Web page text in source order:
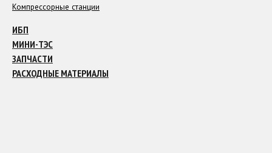
Компрессорные станции
ИБП
МИНИ-ТЭС
ЗАПЧАСТИ
РАСХОДНЫЕ МАТЕРИАЛЫ